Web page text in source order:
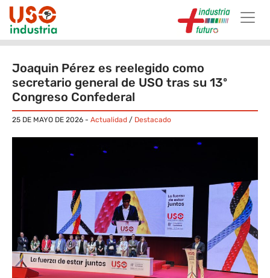
Skip to main content
Joaquin Pérez es reelegido como
secretario general de USO tras su 13º
Congreso Confederal
25 DE MAYO DE 2026 - Actualidad / Destacado